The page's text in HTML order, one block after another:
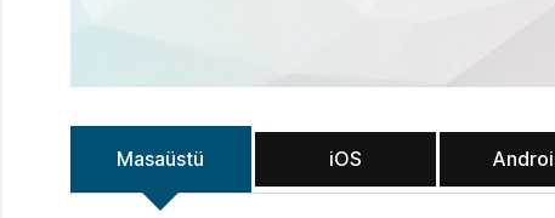
Masaüstü iOS